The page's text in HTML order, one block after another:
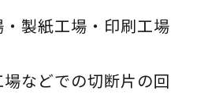
製紙工場・印刷工場
場などでの切断片の回